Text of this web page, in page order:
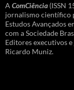
A ComCiência (ISSN
jornalismo científico
Estudos Avançados
com a Sociedade
Editores executivos
Ricardo Muniz.